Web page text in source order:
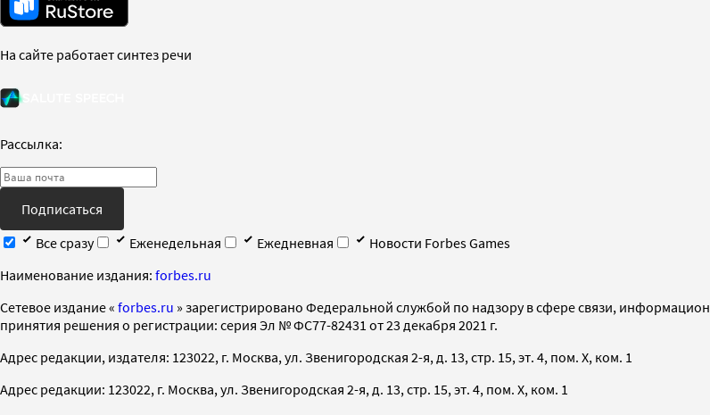
На сайте работает синтез речи
Рассылка:
Подписаться
Все сразу
Еженедельная Ежедневная
Новости Forbes Games
Наименование издания: forbes.ru
Cетевое издание « forbes.ru » зарегистрировано Федеральной службой по надзору в сфере связи,
принятия решения о регистрации: серия Эл № ФС77-82431 от 23 декабря 2021 г.
Адрес редакции, издателя: 123022, г. Москва, ул. Звенигородская 2-я, д. 13, стр. 15, эт. 4, пом. X, ком. 1
Адрес редакции: 123022, г. Москва, ул. Звенигородская 2-я, д. 13, стр. 15, эт. 4, пом. X, ком. 1